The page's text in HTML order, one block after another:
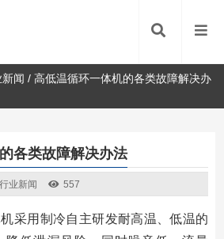
闻 /高低温循环一体机的各类故障解决办
各类故障解决办法
业新闻 557
采用制冷自主研发耐高温、低温的